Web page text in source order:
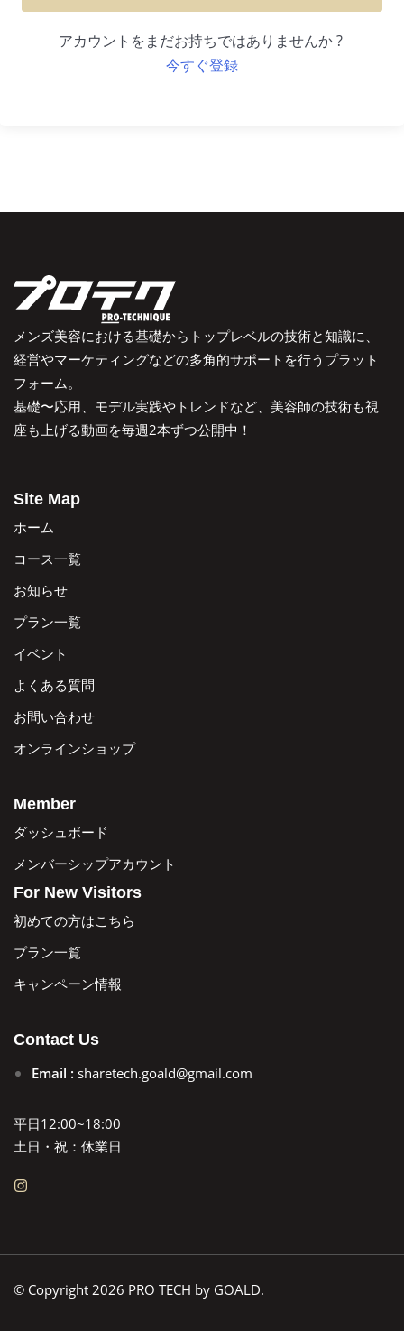
アカウントをまだお持ちではありませんか ?
今すぐ登録
メンズ美容における基礎からトップレベルの技術と知識に、
経営やマーケティングなどの多角的サポートを行うプラット
フォーム。
基礎〜応用、モデル実践やトレンドなど、美容師の技術も視
座も上げる動画を毎週2本ずつ公開中！
Site Map
ホーム
コース一覧
お知らせ
プラン一覧
イベント
よくある質問
お問い合わせ
オンラインショップ
Member
ダッシュボード
メンバーシップアカウント
For New Visitors
初めての方はこちら
プラン一覧
キャンペーン情報
Contact Us
Email : sharetech.goald@gmail.com
平日12:00~18:00
土日・祝：休業日
© Copyright 2026 PRO TECH by GOALD.